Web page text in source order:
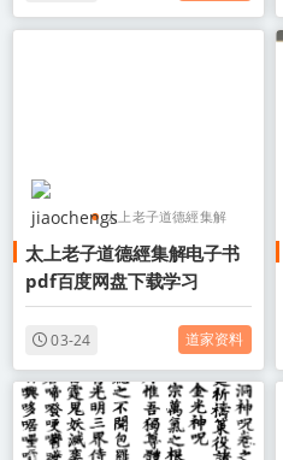
太上老子道德經集解
太上老子道德經集解电
子书
太上老子道德經集解
pdf
太上老子道德經集解电子书
pdf百度网盘下载学习
03-24 道家资料